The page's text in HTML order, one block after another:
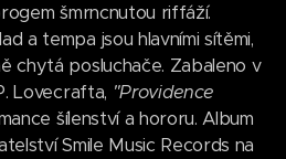
šmrncnutou riffáží.
a tempa jsou hlavními sítěmi,
chytá posluchače. Zabaleno v
Lovecrafta, "Providence
šílenství a hororu. Album
Smile Music Records na